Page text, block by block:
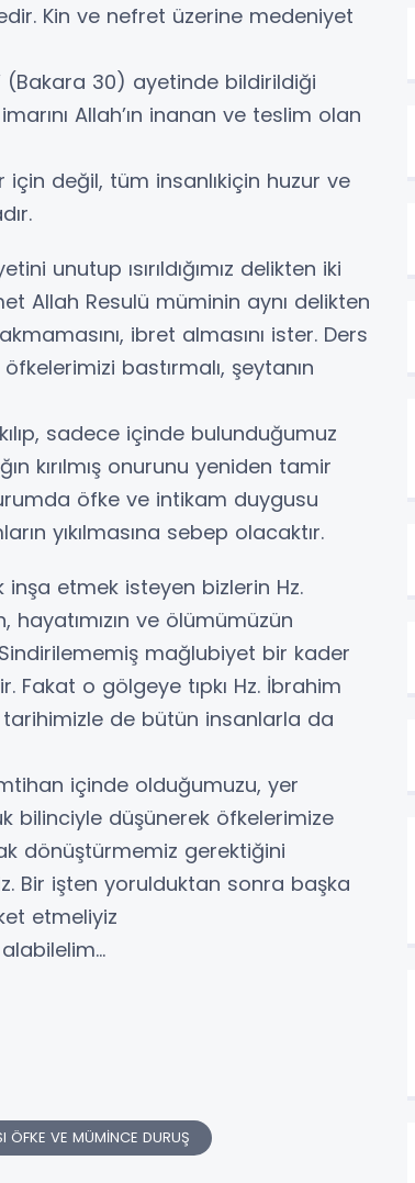
Kin ve nefret üzerine medeniyet
(Bakara 30) ayetinde bildirildiği
Allah’ın inanan ve teslim olan
değil, tüm insanlıkiçin huzur ve
unutup ısırıldığımız delikten iki
Allah Resulü müminin aynı delikten
ibret almasını ister. Ders
bastırmalı, şeytanın
sadece içinde bulunduğumuz
kırılmış onurunu yeniden tamir
öfke ve intikam duygusu
yıkılmasına sebep olacaktır.
inşa etmek isteyen bizlerin Hz.
hayatımızın ve ölümümüzün
mağlubiyet bir kader
Fakat o gölgeye tıpkı Hz. İbrahim
tarihimizle de bütün insanlarla da
içinde olduğumuzu, yer
bilinciyle düşünerek öfkelerimize
dönüştürmemiz gerektiğini
Bir işten yorulduktan sonra başka
etmeliyiz
ÖFKE VE MÜMİNCE DURUŞ